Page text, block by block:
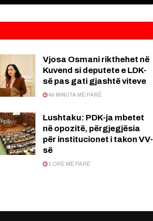
Vjosa Osmani rikthehet në
Kuvend si deputete e LDK-
së pas gati gjashtë viteve
46 MINUTA MË PARË
Lushtaku: PDK-ja mbetet
në opozitë, përgjegjësia
për institucionet i takon VV-
së
1 ORË MË PARË